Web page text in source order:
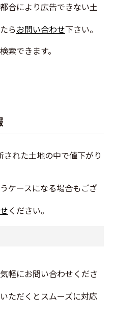
合により広告できない土
らお問い合わせ下さい。
索できます。
れた土地の中で値下がり
ケースになる場合もござ
ください。
軽にお問い合わせくださ
ただくとスムーズに対応